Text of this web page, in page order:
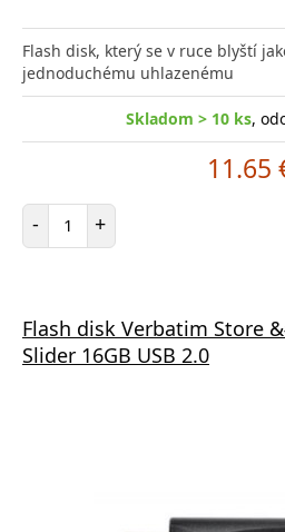
Flash disk, který se v ruce blyští
jednoduchému uhlazenému
Skladom > 10 ks,
11.65
- Počet položiek
+
Flash disk Verbatim Store
Slider 16GB USB 2.0